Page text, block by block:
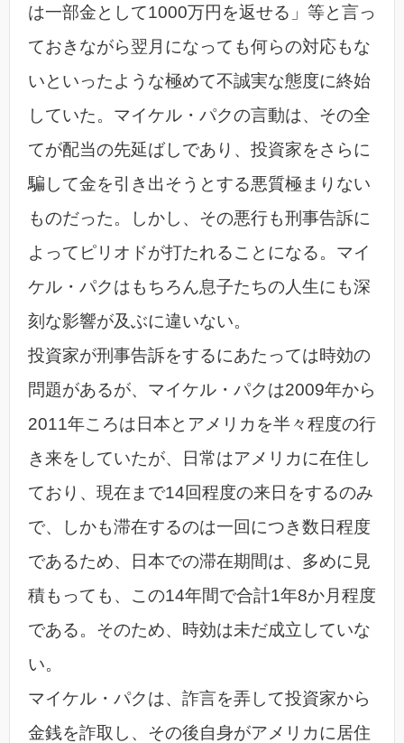
は一部金として1000万円を返せる」等と言っ
ておきながら翌月になっても何らの対応もな
いといったような極めて不誠実な態度に終始
していた。マイケル・パクの言動は、その全
てが配当の先延ばしであり、投資家をさらに
騙して金を引き出そうとする悪質極まりない
ものだった。しかし、その悪行も刑事告訴に
よってピリオドが打たれることになる。マイ
ケル・パクはもちろん息子たちの人生にも深
刻な影響が及ぶに違いない。
投資家が刑事告訴をするにあたっては時効の
問題があるが、マイケル・パクは2009年から
2011年ころは日本とアメリカを半々程度の行
き来をしていたが、日常はアメリカに在住し
ており、現在まで14回程度の来日をするのみ
で、しかも滞在するのは一回につき数日程度
であるため、日本での滞在期間は、多めに見
積もっても、この14年間で合計1年8か月程度
である。そのため、時効は未だ成立していな
い。
マイケル・パクは、詐言を弄して投資家から
金銭を詐取し、その後自身がアメリカに居住